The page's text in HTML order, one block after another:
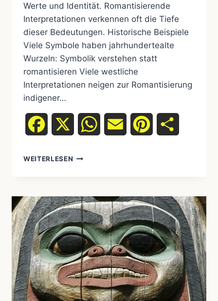
Werte und Identität. Romantisierende
Interpretationen verkennen oft die Tiefe
dieser Bedeutungen. Historische Beispiele
Viele Symbole haben jahrhundertealte
Wurzeln: Symbolik verstehen statt
romantisieren Viele westliche
Interpretationen neigen zur Romantisierung
indigener…
Facebook WhatsAppEmail Pinterest
WEITERLESEN
–
BEDEUTUNG
STATT
ROMANTISIERUNG